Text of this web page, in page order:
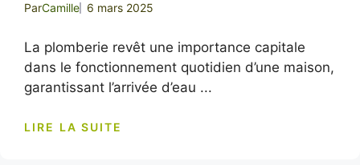
ParCamille 6 mars 2025
La plomberie revêt une importance capitale
dans le fonctionnement quotidien d’une maison,
garantissant l’arrivée d’eau ...
LIRE LA SUITE